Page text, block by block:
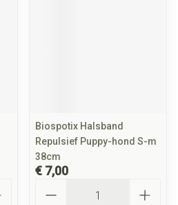
Biospotix Halsband
Repulsief Puppy-hond S-m
38cm
€ 7,00